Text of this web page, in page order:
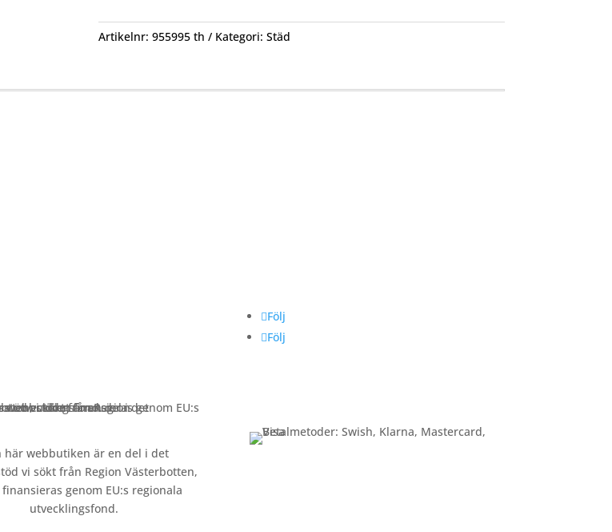
Artikelnr: 955995 th Kategori: Städ
här webbutiken är en del i det
vi sökt från Region Västerbotten,
genom EU:s regionala
utvecklingsfond.
Följ
Följ